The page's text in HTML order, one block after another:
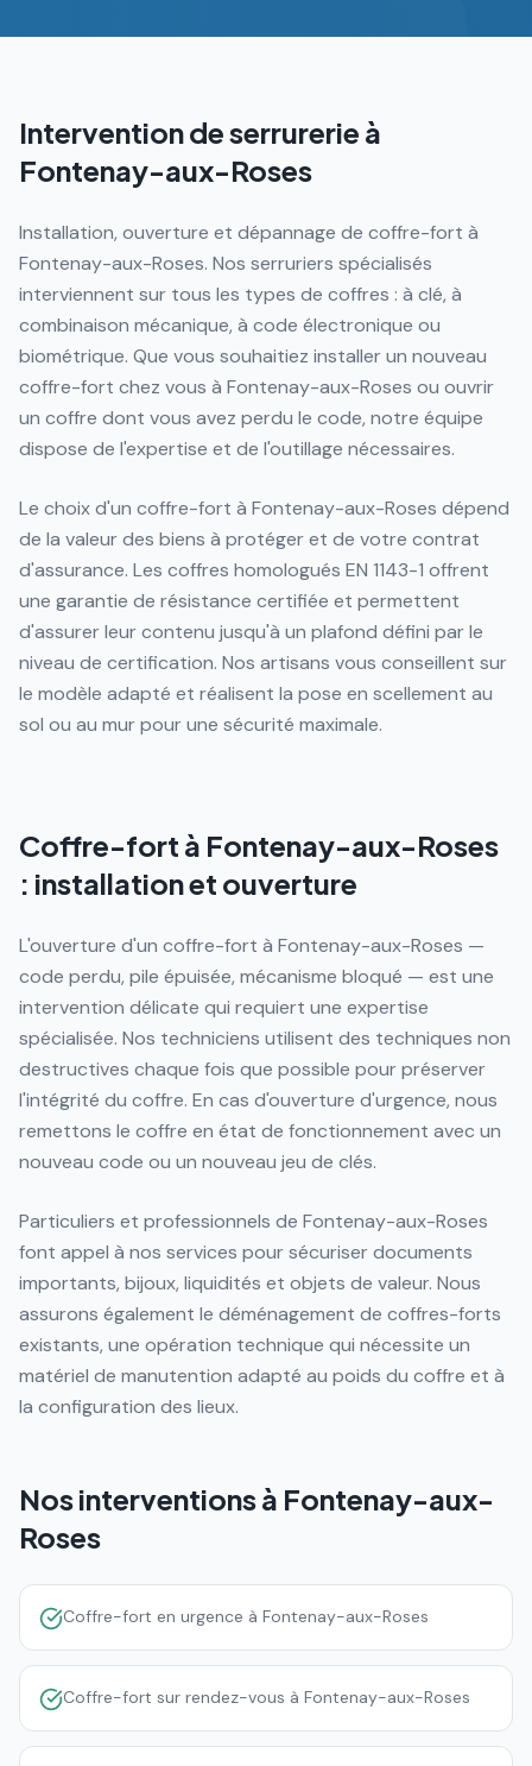
Intervention de serrurerie à
Fontenay-aux-Roses
Installation, ouverture et dépannage de coffre-fort à
Fontenay-aux-Roses. Nos serruriers spécialisés
interviennent sur tous les types de coffres : à clé, à
combinaison mécanique, à code électronique ou
biométrique. Que vous souhaitiez installer un nouveau
coffre-fort chez vous à Fontenay-aux-Roses ou ouvrir
un coffre dont vous avez perdu le code, notre équipe
dispose de l'expertise et de l'outillage nécessaires.
Le choix d'un coffre-fort à Fontenay-aux-Roses dépend
de la valeur des biens à protéger et de votre contrat
d'assurance. Les coffres homologués EN 1143-1 offrent
une garantie de résistance certifiée et permettent
d'assurer leur contenu jusqu'à un plafond défini par le
niveau de certification. Nos artisans vous conseillent sur
le modèle adapté et réalisent la pose en scellement au
sol ou au mur pour une sécurité maximale.
Coffre-fort à Fontenay-aux-Roses
: installation et ouverture
L'ouverture d'un coffre-fort à Fontenay-aux-Roses —
code perdu, pile épuisée, mécanisme bloqué — est une
intervention délicate qui requiert une expertise
spécialisée. Nos techniciens utilisent des techniques non
destructives chaque fois que possible pour préserver
l'intégrité du coffre. En cas d'ouverture d'urgence, nous
remettons le coffre en état de fonctionnement avec un
nouveau code ou un nouveau jeu de clés.
Particuliers et professionnels de Fontenay-aux-Roses
font appel à nos services pour sécuriser documents
importants, bijoux, liquidités et objets de valeur. Nous
assurons également le déménagement de coffres-forts
existants, une opération technique qui nécessite un
matériel de manutention adapté au poids du coffre et à
la configuration des lieux.
Nos interventions à Fontenay-aux-
Roses
Coffre-fort en urgence à Fontenay-aux-Roses
Coffre-fort sur rendez-vous à Fontenay-aux-Roses